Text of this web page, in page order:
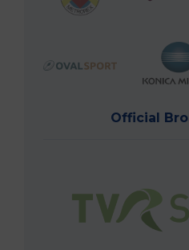
Official